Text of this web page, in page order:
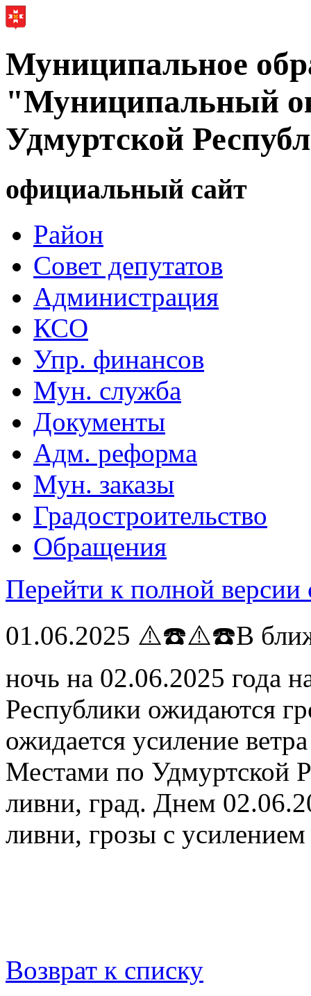
Муниципальное
"Муниципальный
Удмуртской
официальный сайт
Район
Совет депутатов
Администрация
КСО
Упр. финансов
Мун. служба
Документы
Адм. реформа
Мун. заказы
Градостроительство
Обращения
Перейти к полной версии
01.06.2025 ⚠️☎️⚠️☎️В
ночь на 02.06.2025 года
Республики ожидаются
ожидается усиление
Местами по Удмуртской
ливни, град. Днем
ливни, грозы с усилением
Возврат к списку